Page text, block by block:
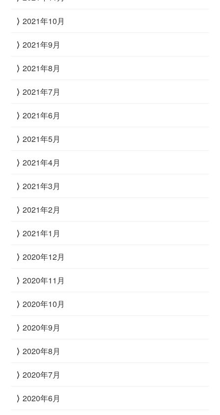
2021年10月
2021年9月
2021年8月
2021年7月
2021年6月
2021年5月
2021年4月
2021年3月
2021年2月
2021年1月
2020年12月
2020年11月
2020年10月
2020年9月
2020年8月
2020年7月
2020年6月